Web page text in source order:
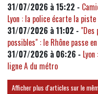
31/07/2026 à 15:22 -
Lyon : la police écarte la
31/07/2026 à 11:02 - "Des
possibles" : le Rhône passe
31/07/2026 à 06:26 -
ligne A du métro
Afficher plus d'articles sur le